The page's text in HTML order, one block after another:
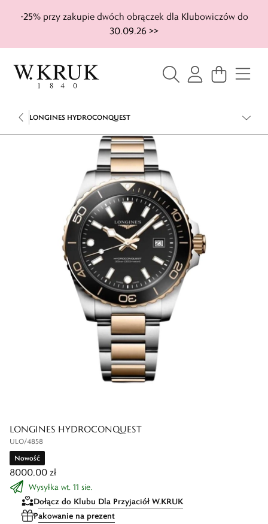
-25% przy zakupie dwóch obrączek dla Klubowiczów do
30.09.26 >>
LONGINES HYDROCONQUEST
LONGINES HYDROCONQUEST
ULO/4858
Nowość
8000,00 zł
Wysyłka wt. 11 sie.
Dołącz do Klubu Dla Przyjaciół W.KRUK
Pakowanie na prezent